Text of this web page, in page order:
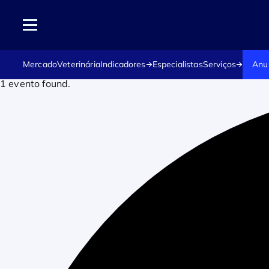
MercadoVeterináriaIndicadores EspecialistasServiços
1 evento found.